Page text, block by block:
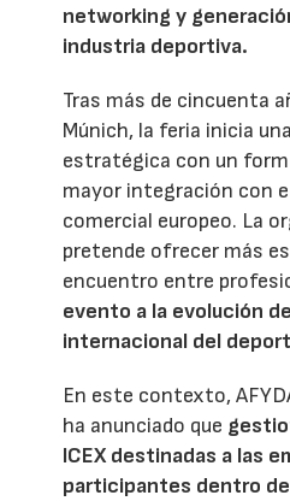
networking y
industria deportiva.
Tras más de cincuenta
Múnich, la feria inicia
estratégica con un
mayor integración con
comercial europeo. La
pretende ofrecer más
encuentro entre
evento a la evolución
internacional del
En este contexto,
ha anunciado que
ICEX destinadas a las
participantes dentro